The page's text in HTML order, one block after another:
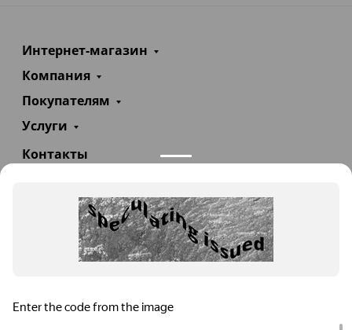
Интернет-магазин
Компания
Покупателям
Услуги
Контакты
info@teploexpert.com
Пн—Сб 09:00 – 18:00
TeploExpert.com © 2008 - 2026 Оборудование для